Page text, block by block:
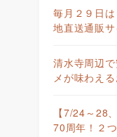
毎月２９日
地直送通販
清水寺周辺
メが味わえ
【7/24～28
70周年！２